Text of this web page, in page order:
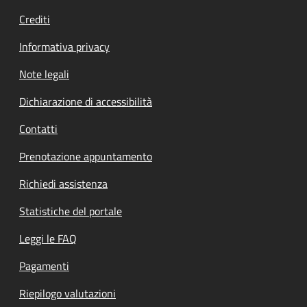
Crediti
Informativa privacy
Note legali
Dichiarazione di accessibilità
Contatti
Prenotazione appuntamento
Richiedi assistenza
Statistiche del portale
Leggi le FAQ
Pagamenti
Riepilogo valutazioni